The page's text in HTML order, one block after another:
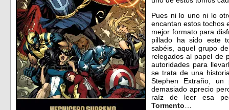
Pues ni lo uno ni lo
encantan estos tochos
mejor formato para
pillado ha sido este
sabéis, aquel grupo
relegados al papel de
autoridades para
se trata de una
Stephen Extraño,
demasiado aprecio
raíz de leer esa
Tormento